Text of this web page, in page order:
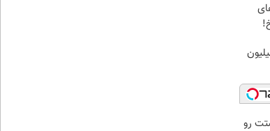
داروهای لاغری، با ۱ میلیون
رو